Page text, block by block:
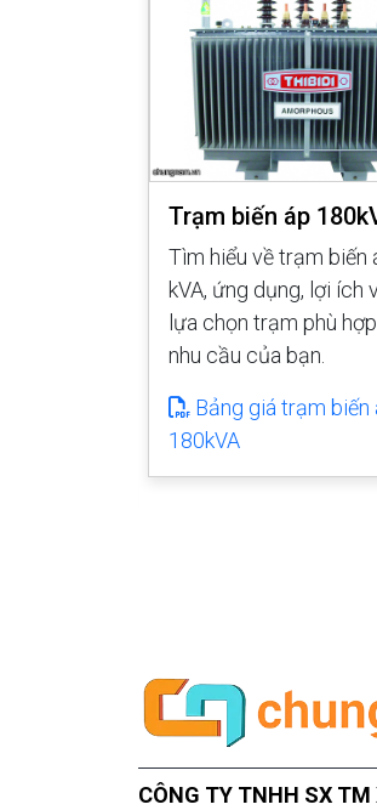
Trạm biến áp
Tìm hiểu về trạm biến
kVA, ứng dụng, lợi ích
lựa chọn trạm phù
nhu cầu của bạn.
Bảng giá trạm biến
180kVA
CÔNG TY TNHH SX TM